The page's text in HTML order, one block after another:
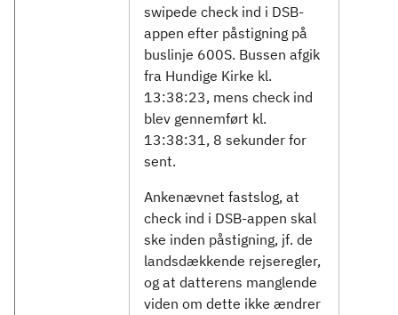
swipede check ind i DSB-
appen efter påstigning på
buslinje 600S. Bussen afgik
fra Hundige Kirke kl.
13:38:23, mens check ind
blev gennemført kl.
13:38:31, 8 sekunder for
sent.
Ankenævnet fastslog, at
check ind i DSB-appen skal
ske inden påstigning, jf. de
landsdækkende rejseregler,
og at datterens manglende
viden om dette ikke ændrer